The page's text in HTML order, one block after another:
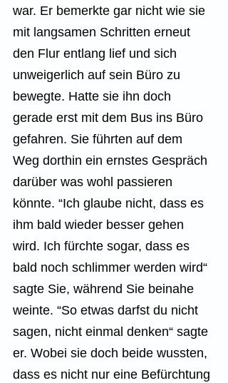
war. Er bemerkte gar nicht wie sie
mit langsamen Schritten erneut
den Flur entlang lief und sich
unweigerlich auf sein Büro zu
bewegte. Hatte sie ihn doch
gerade erst mit dem Bus ins Büro
gefahren. Sie führten auf dem
Weg dorthin ein ernstes Gespräch
darüber was wohl passieren
könnte. “Ich glaube nicht, dass es
ihm bald wieder besser gehen
wird. Ich fürchte sogar, dass es
bald noch schlimmer werden wird“
sagte Sie, während Sie beinahe
weinte. “So etwas darfst du nicht
sagen, nicht einmal denken“ sagte
er. Wobei sie doch beide wussten,
dass es nicht nur eine Befürchtung